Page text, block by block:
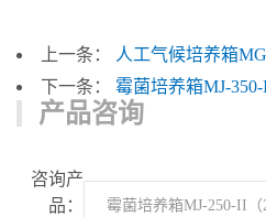
上一条：
人工气候培养箱
下一条： 霉菌培养箱MJ-
产品咨询
咨询产
品：